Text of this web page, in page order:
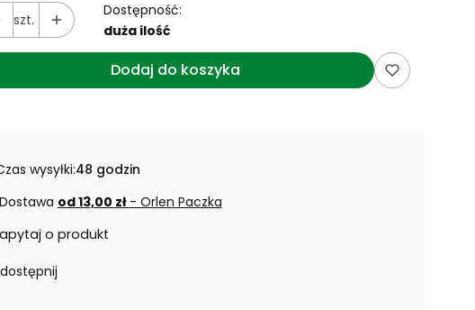
szt.
Dostępność:
duża ilość
Dodaj do koszyka
wysyłki:48 godzin
Dostawa od 13,00 zł - Orlen Paczka
o produkt